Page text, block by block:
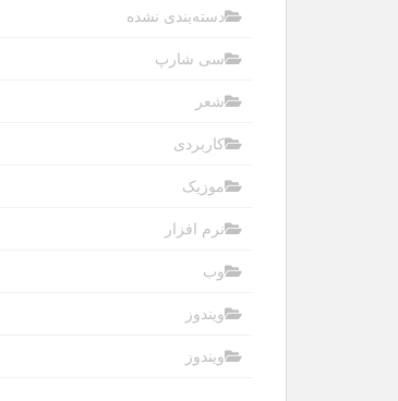
دسته‌بندی نشده
سی شارپ
شعر
کاربردی
موزیک
نرم افزار
وب
ویندوز
ویندوز